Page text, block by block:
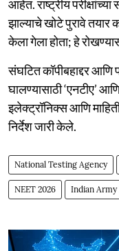
आहेत. राष्ट्रीय परीक्षांच्या
झाल्याचे खोटे पुरावे तयार
केला गेला होता; हे
संघटित कॉपीबहाद्दर
घालण्यासाठी ‘एनटीए’
इलेक्ट्रॉनिक्स आणि
निर्देश जारी केले.
National Testing Agency
NEET 2026 Indian